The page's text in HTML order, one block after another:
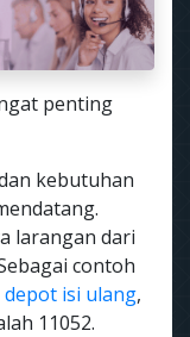
penting
kebutuhan
larangan dari
contoh
depot isi ulang,
11052.